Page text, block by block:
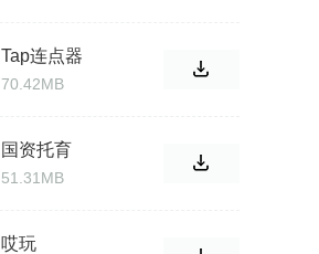
Tap连点器
70.42MB
国资托育
51.31MB
哎玩